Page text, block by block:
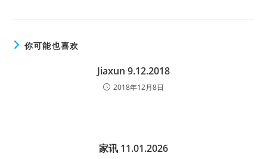
你可能也喜欢
Jiaxun 9.12.2018
2018年12月8日
家讯 11.01.2026